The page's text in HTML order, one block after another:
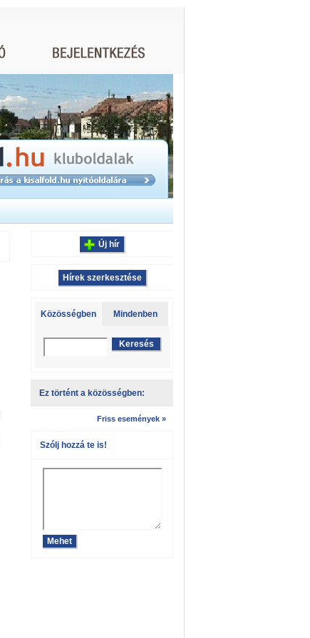
Új hír
Hírek szerkesztése
Közösségben Mindenben
Ez történt a közösségben:
Friss események »
Szólj hozzá te is!